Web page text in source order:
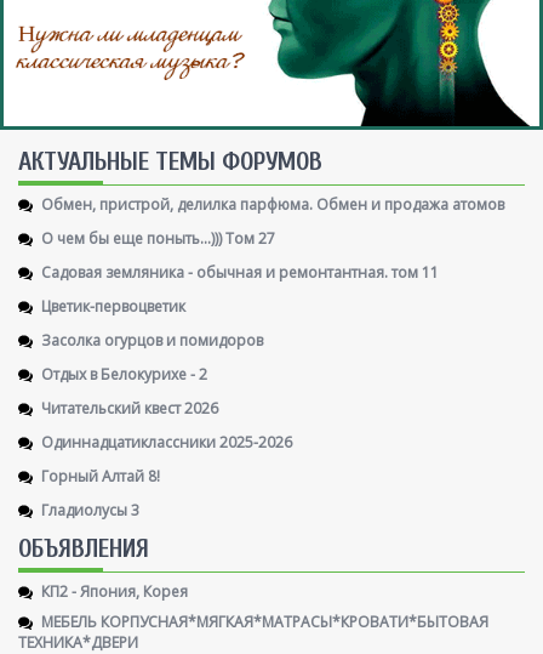
AКТУАЛЬНЫЕ ТЕМЫ ФОРУМОВ
Обмен, пристрой, делилка парфюма. Обмен и продажа атомов
О чем бы еще поныть...))) Том 27
Садовая земляника - обычная и ремонтантная. том 11
Цветик-первоцветик
Засолка огурцов и помидоров
Отдых в Белокурихе - 2
Читательский квест 2026
Одиннадцатиклассники 2025-2026
Горный Алтай 8!
Гладиолусы 3
ОБЪЯВЛЕНИЯ
КП2 - Япония, Корея
МЕБЕЛЬ КОРПУСНАЯ*МЯГКАЯ*МАТРАСЫ*КРОВАТИ*БЫТОВАЯ
ТЕХНИКА*ДВЕРИ